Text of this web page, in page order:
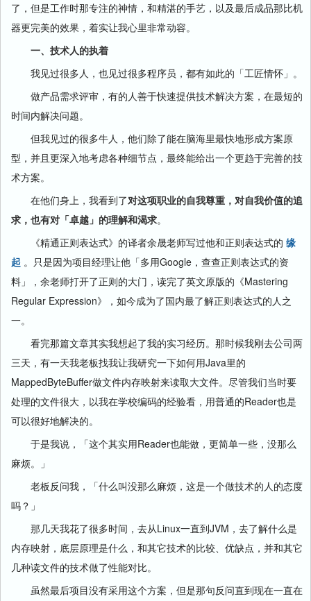
了，但是工作时那专注的神情，和精湛的手艺，以及最后成品那比机
器更完美的效果，着实让我心里非常动容。
一、技术人的执着
我见过很多人，也见过很多程序员，都有如此的「工匠情怀」。
做产品需求评审，有的人善于快速提供技术解决方案，在最短的
时间内解决问题。
但我见过的很多牛人，他们除了能在脑海里最快地形成方案原
型，并且更深入地考虑各种细节点，最终能给出一个更趋于完善的技
术方案。
在他们身上，我看到了对这项职业的自我尊重，对自我价值的追
求，也有对「卓越」的理解和渴求。
《精通正则表达式》的译者余晟老师写过他和正则表达式的 缘
起 。只是因为项目经理让他「多用Google，查查正则表达式的资
料」，余老师打开了正则的大门，读完了英文原版的《Mastering
Regular Expression》，如今成为了国内最了解正则表达式的人之
一。
看完那篇文章其实我想起了我的实习经历。那时候我刚去公司两
三天，有一天我老板找我让我研究一下如何用Java里的
MappedByteBuffer做文件内存映射来读取大文件。尽管我们当时要
处理的文件很大，以我在学校编码的经验看，用普通的Reader也是
可以很好地解决的。
于是我说，「这个其实用Reader也能做，更简单一些，没那么
麻烦。」
老板反问我，「什么叫没那么麻烦，这是一个做技术的人的态度
吗？」
那几天我花了很多时间，去从Linux一直到JVM，去了解什么是
内存映射，底层原理是什么，和其它技术的比较、优缺点，并和其它
几种读文件的技术做了性能对比。
虽然最后项目没有采用这个方案，但是那句反问直到现在一直在